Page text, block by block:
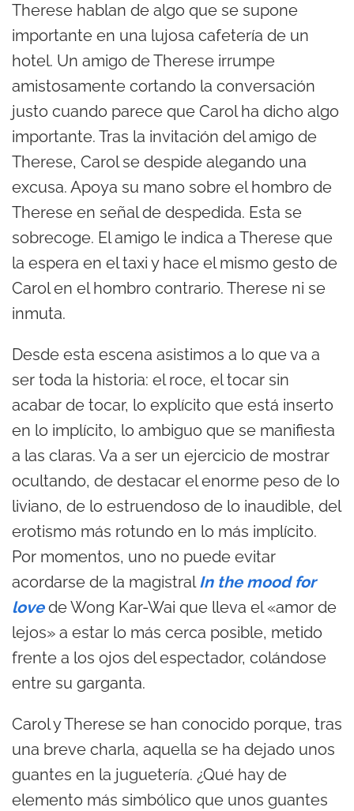
Therese hablan de algo que se supone
importante en una lujosa cafetería de un
hotel. Un amigo de Therese irrumpe
amistosamente cortando la conversación
justo cuando parece que Carol ha dicho algo
importante. Tras la invitación del amigo de
Therese, Carol se despide alegando una
excusa. Apoya su mano sobre el hombro de
Therese en señal de despedida. Esta se
sobrecoge. El amigo le indica a Therese que
la espera en el taxi y hace el mismo gesto de
Carol en el hombro contrario. Therese ni se
inmuta.
Desde esta escena asistimos a lo que va a
ser toda la historia: el roce, el tocar sin
acabar de tocar, lo explícito que está inserto
en lo implícito, lo ambiguo que se manifiesta
a las claras. Va a ser un ejercicio de mostrar
ocultando, de destacar el enorme peso de lo
liviano, de lo estruendoso de lo inaudible, del
erotismo más rotundo en lo más implícito.
Por momentos, uno no puede evitar
acordarse de la magistralIn the mood for
lovede Wong Kar-Wai que lleva el «amor de
lejos» a estar lo más cerca posible, metido
frente a los ojos del espectador, colándose
entre su garganta.
Carol y Therese se han conocido porque, tras
una breve charla, aquella se ha dejado unos
guantes en la juguetería. ¿Qué hay de
elemento más simbólico que unos guantes